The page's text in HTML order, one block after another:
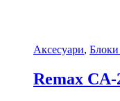
Аксесуари,
Remax